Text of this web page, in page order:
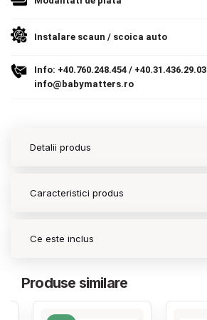
Copyright 2026 BabyMatters
Instalare scaun / scoica auto
Info: +40.760.248.454 / +40.31.436.29.03
info@babymatters.ro
Detalii produs
Caracteristici produs
Ce este inclus
Produse similare